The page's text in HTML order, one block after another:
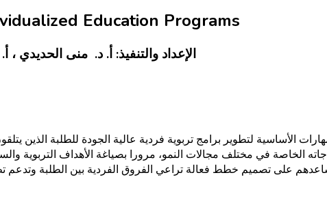
Education Programs
الإعداد والتنفيذ: أ. د. منى الحديدي
الأساسية لتطوير برامج تربوية فردية عالية الجودة للطلبة الذين
الخاصة في مختلف مجالات النمو، مرورا بصياغة الأهداف التربوية
على تصميم خطط فعالة تراعي الفروق الفردية بين الطلبة وتدعم